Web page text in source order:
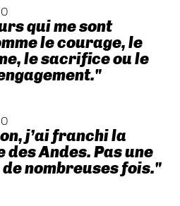
qui me sont
le courage, le
le sacrifice ou le
j’ai franchi la
Andes. Pas une
nombreuses fois."